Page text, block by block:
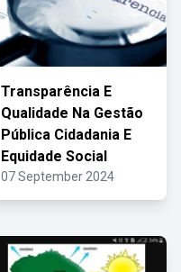
Transparência E
Qualidade Na Gestão
Pública Cidadania E
Equidade Social
07 September 2024